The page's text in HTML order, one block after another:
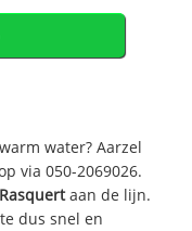
water? Aarzel
via 050-2069026.
Rasquertaan de lijn.
dus snel en